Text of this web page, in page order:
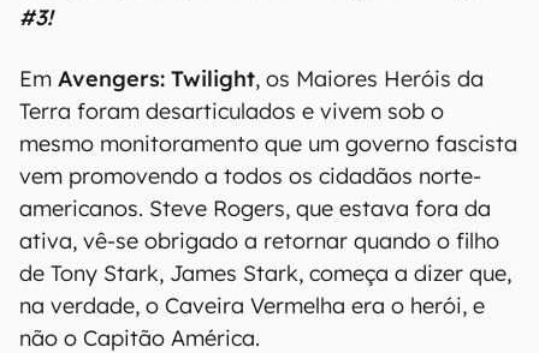
#3!
Em Avengers: Twilight, os Maiores Heróis da
Terra foram desarticulados e vivem sob o
mesmo monitoramento que um governo fascista
vem promovendo a todos os cidadãos norte-
americanos. Steve Rogers, que estava fora da
ativa, vê-se obrigado a retornar quando o filho
de Tony Stark, James Stark, começa a dizer que,
na verdade, o Caveira Vermelha era o herói, e
não o Capitão América.